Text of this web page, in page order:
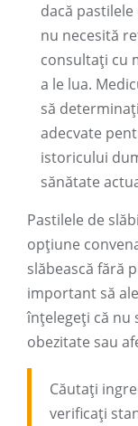
dacă
nu necesită
consultați cu
a le lua.
să
adecvate
istoricului
sănătate
Pastilele de
opțiune
slăbească fără
important să
înțelegeți că nu
obezitate sau
Căutați
verificați